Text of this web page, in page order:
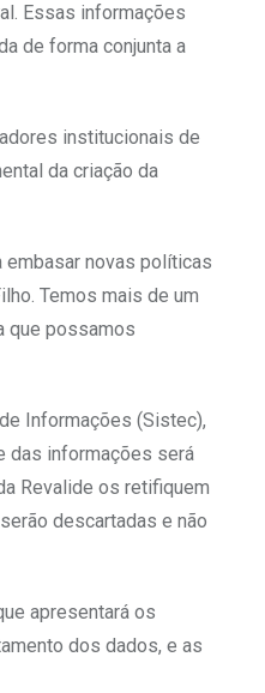
Essas informações
de forma conjunta a
institucionais de
da criação da
embasar novas políticas
Temos mais de um
que possamos
Informações (Sistec),
das informações será
Revalide os retifiquem
descartadas e não
apresentará os
dos dados, e as